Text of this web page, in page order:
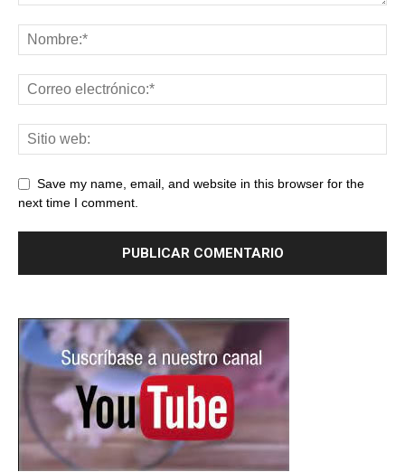
Save my name, email, and website in this browser for the
next time I comment.